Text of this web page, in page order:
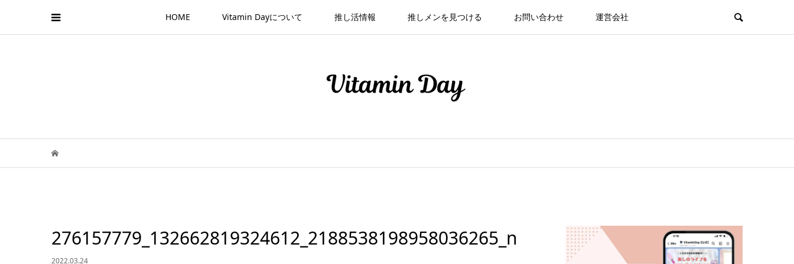
HOME Vitamin Dayについて 推し活情報 推しメンを見つける お問い合わせ 運営会社
276157779_132662819324612_2188538198958036265_n
2022.03.24